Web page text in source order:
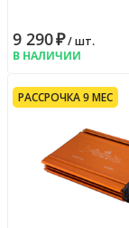
9 290₽/ шт.
В НАЛИЧИИ
РАССРОЧКА 9 МЕС